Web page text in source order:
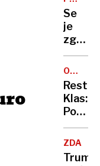
na
voljo
zaščita
v
divji
UBOJA
Se
je
zgodil
čudež?
ne
da
se je
sam
OCENA
Klas:
Po
dobro
poteh
Cuba
ZDA
Trump